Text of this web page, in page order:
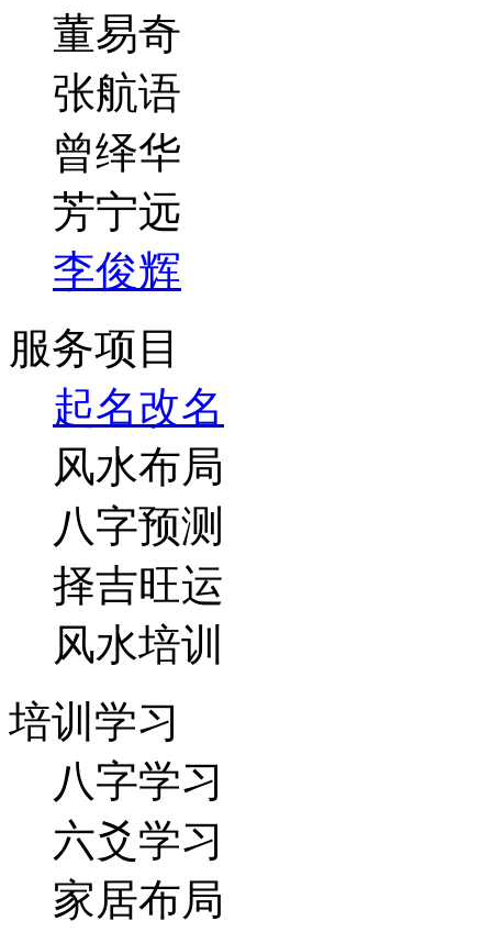
董易奇
张航语
曾绎华
芳宁远
李俊辉
服务项目
起名改名
风水布局
八字预测
择吉旺运
风水培训
培训学习
八字学习
六爻学习
家居布局